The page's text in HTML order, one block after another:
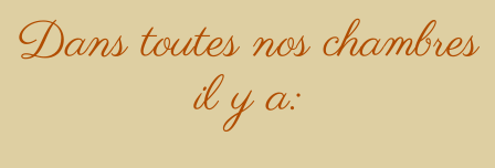
Dans toutes nos chambres
il y a: